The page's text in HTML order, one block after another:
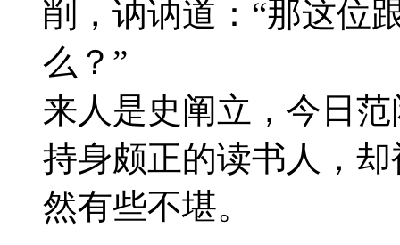
削，讷讷道：“那这位
么？”
来人是史阐立，今日
持身颇正的读书人，
然有些不堪。